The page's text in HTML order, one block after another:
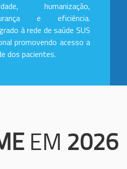
humanização,
e eficiência.
à rede de saúde SUS
promovendo acesso a
dos pacientes.
EM 2026